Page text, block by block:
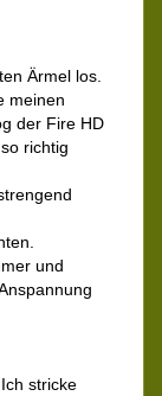
Ärmel los.
meinen
der Fire HD
richtig
und
stricke